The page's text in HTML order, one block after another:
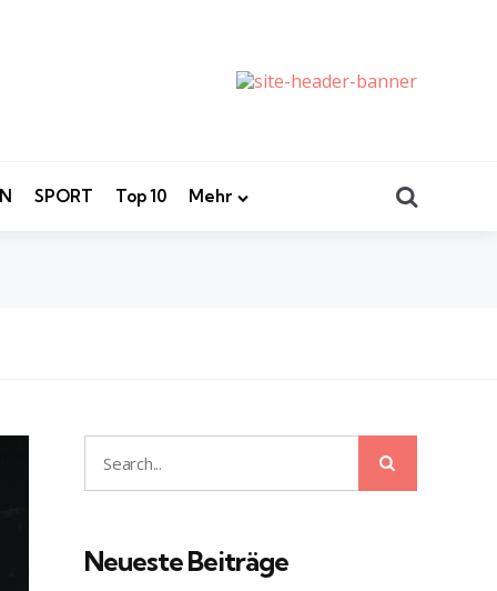
SPORT Top 10 Mehr
Search
for:
Neueste Beiträge